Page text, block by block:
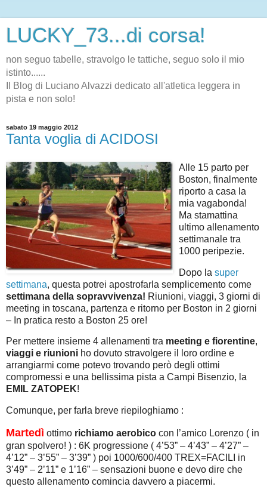
LUCKY_73...di corsa!
non seguo tabelle, stravolgo le tattiche, seguo solo il mio
istinto......
Il Blog di Luciano Alvazzi dedicato all'atletica leggera in
pista e non solo!
sabato 19 maggio 2012
Tanta voglia di ACIDOSI
Alle 15 parto per
Boston, finalmente
riporto a casa la
mia vagabonda!
Ma stamattina
ultimo allenamento
settimanale tra
1000 peripezie.
Dopo la super
settimana, questa potrei apostrofarla semplicemento come
settimana della sopravvivenza! Riunioni, viaggi, 3 giorni di
meeting in toscana, partenza e ritorno per Boston in 2 giorni
– In pratica resto a Boston 25 ore!
Per mettere insieme 4 allenamenti tra meeting e fiorentine,
viaggi e riunioni ho dovuto stravolgere il loro ordine e
arrangiarmi come potevo trovando però degli ottimi
compromessi e una bellissima pista a Campi Bisenzio, la
EMIL ZATOPEK!
Comunque, per farla breve riepiloghiamo :
Martedì ottimo richiamo aerobico con l’amico Lorenzo ( in
gran spolvero! ) : 6K progressione ( 4’53” – 4’43” – 4’27” –
4’12” – 3’55” – 3’39” ) poi 1000/600/400 TREX=FACILI in
3’49” – 2’11” e 1’16” – sensazioni buone e devo dire che
questo allenamento comincia davvero a piacermi.